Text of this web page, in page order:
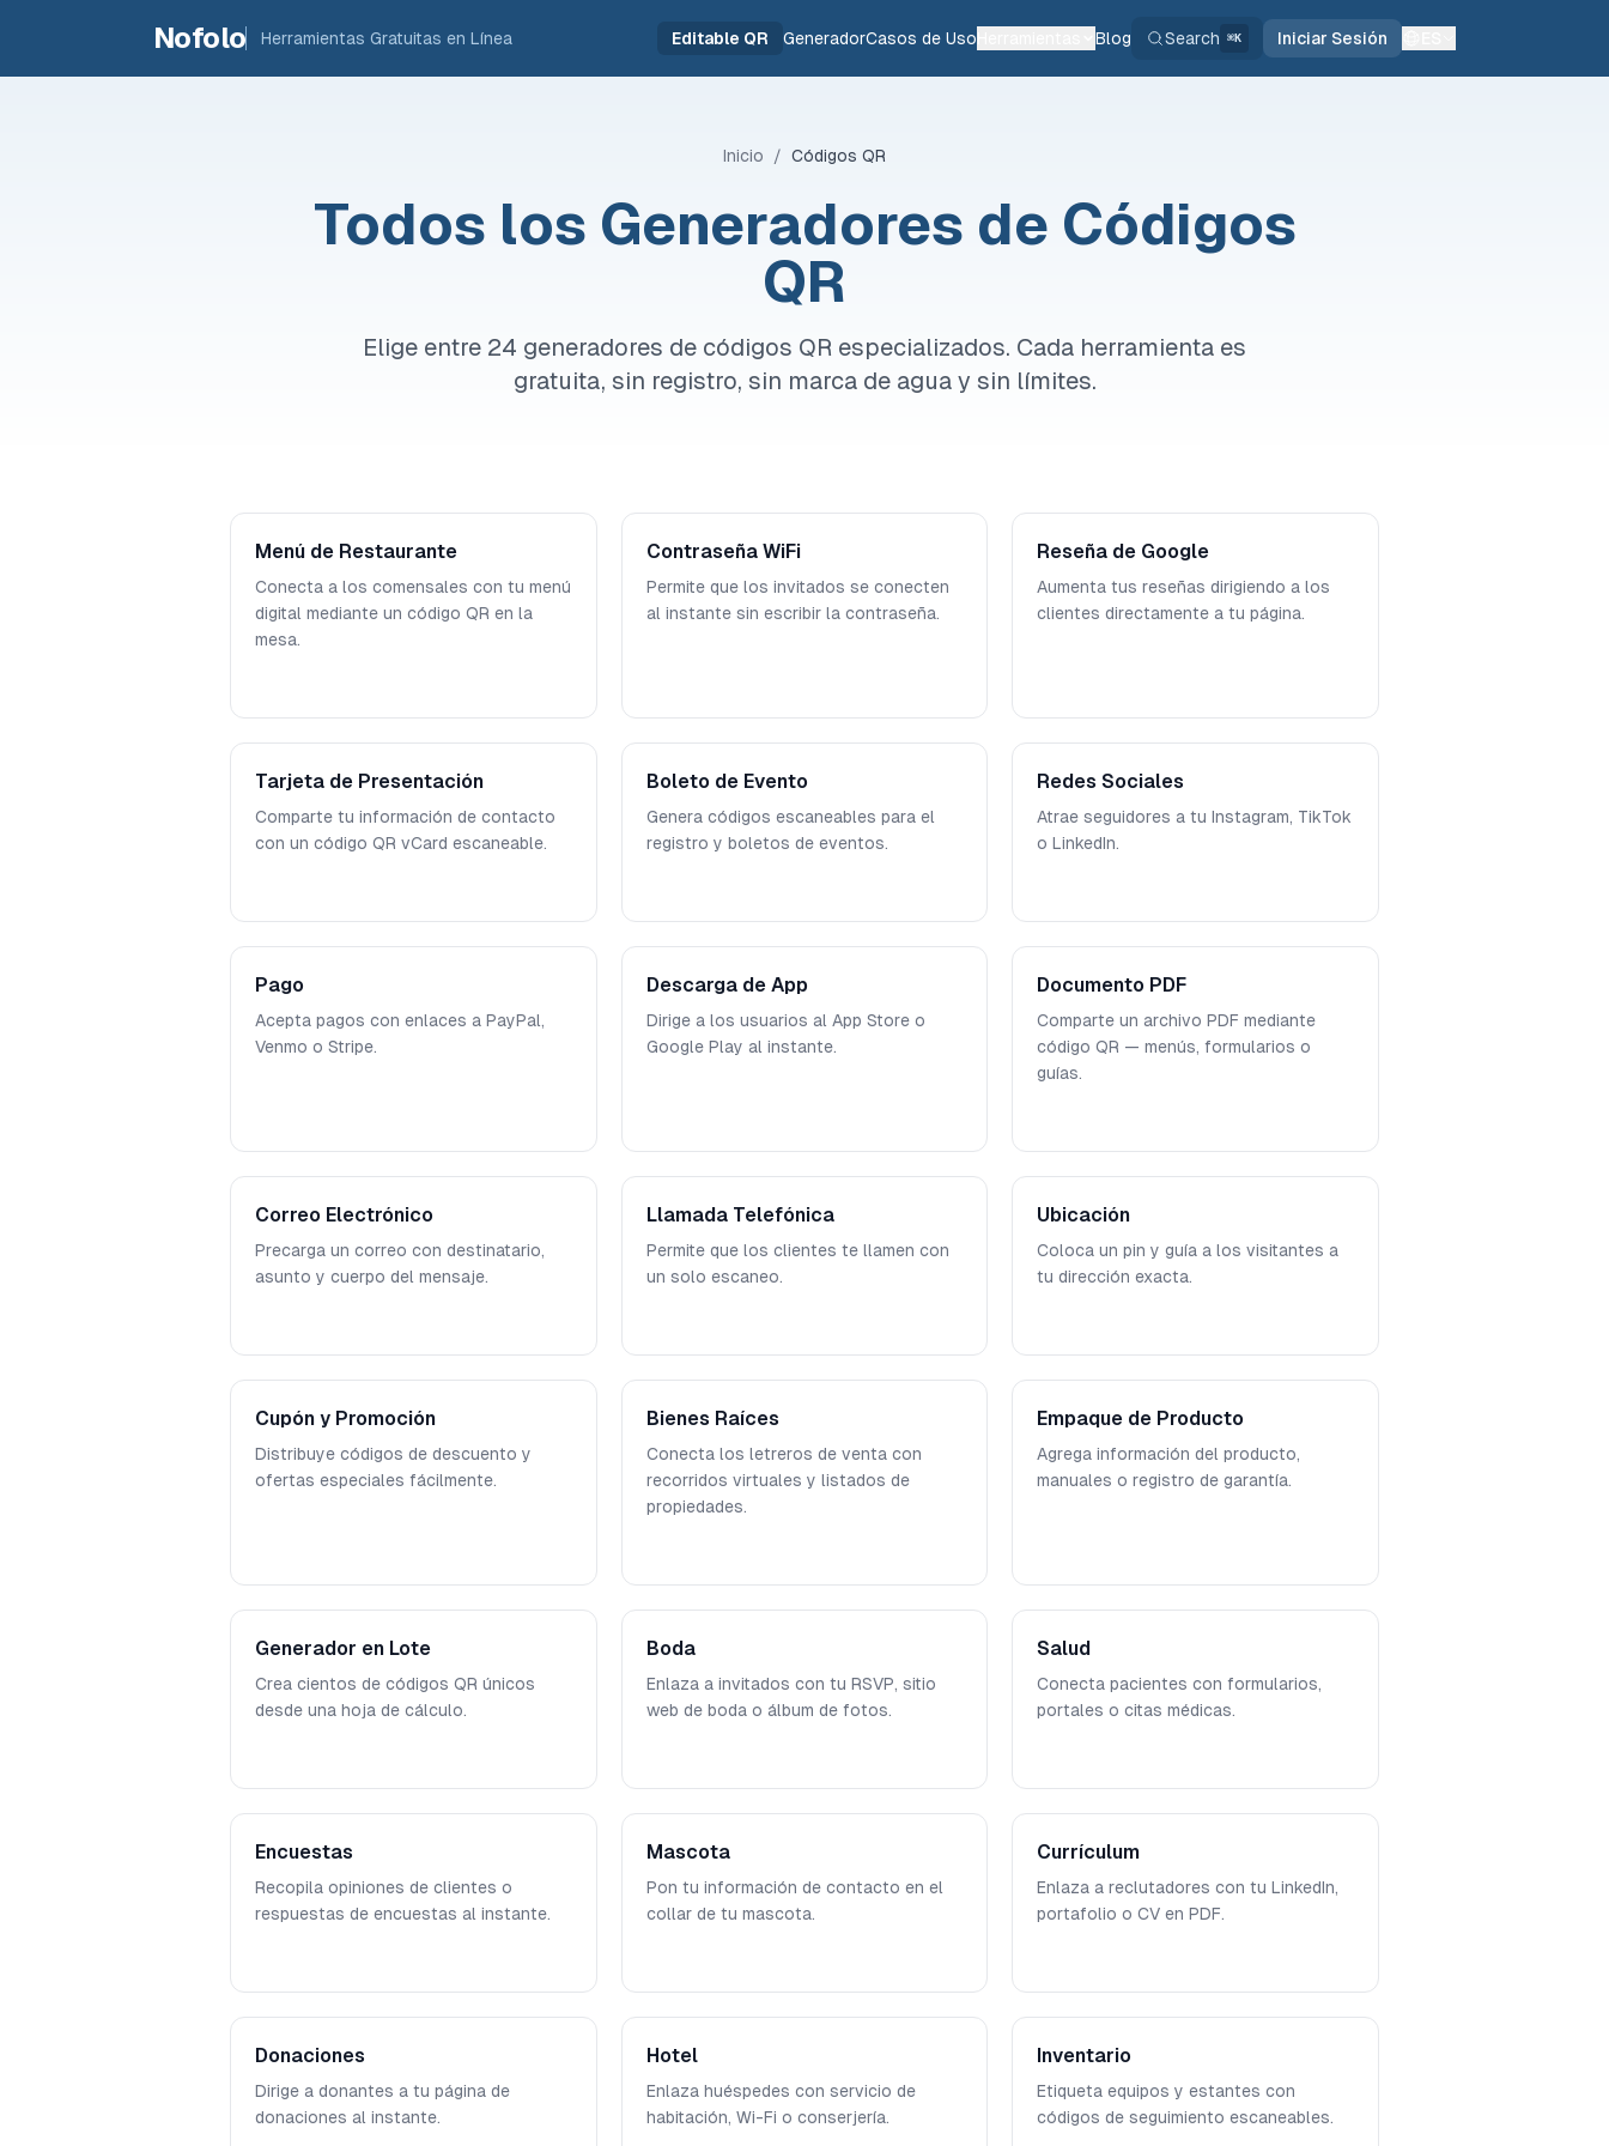
Nofolo Herramientas Gratuitas en Línea Editable QR GeneradorCasos de Uso Blog Search ⌘K Iniciar Sesión
Inicio / Códigos QR
Todos los Generadores de Códigos
QR
Elige entre 24 generadores de códigos QR especializados. Cada herramienta es
gratuita, sin registro, sin marca de agua y sin límites.
Menú de Restaurante
Conecta a los comensales con tu menú
digital mediante un código QR en la
mesa.
Contraseña WiFi
Permite que los invitados se conecten
al instante sin escribir la contraseña.
Reseña de Google
Aumenta tus reseñas dirigiendo a los
clientes directamente a tu página.
Tarjeta de Presentación
Comparte tu información de contacto
con un código QR vCard escaneable.
Boleto de Evento
Genera códigos escaneables para el
registro y boletos de eventos.
Redes Sociales
Atrae seguidores a tu Instagram, TikTok
o LinkedIn.
Pago
Acepta pagos con enlaces a PayPal,
Venmo o Stripe.
Descarga de App
Dirige a los usuarios al App Store o
Google Play al instante.
Documento PDF
Comparte un archivo PDF mediante
código QR — menús, formularios o
guías.
Correo Electrónico
Precarga un correo con destinatario,
asunto y cuerpo del mensaje.
Llamada Telefónica
Permite que los clientes te llamen con
un solo escaneo.
Ubicación
Coloca un pin y guía a los visitantes a
tu dirección exacta.
Cupón y Promoción
Distribuye códigos de descuento y
ofertas especiales fácilmente.
Bienes Raíces
Conecta los letreros de venta con
recorridos virtuales y listados de
propiedades.
Empaque de Producto
Agrega información del producto,
manuales o registro de garantía.
Generador en Lote
Crea cientos de códigos QR únicos
desde una hoja de cálculo.
Boda
Enlaza a invitados con tu RSVP, sitio
web de boda o álbum de fotos.
Salud
Conecta pacientes con formularios,
portales o citas médicas.
Encuestas
Recopila opiniones de clientes o
respuestas de encuestas al instante.
Mascota
Pon tu información de contacto en el
collar de tu mascota.
Currículum
Enlaza a reclutadores con tu LinkedIn,
portafolio o CV en PDF.
Donaciones
Dirige a donantes a tu página de
donaciones al instante.
Hotel
Enlaza huéspedes con servicio de
habitación, Wi-Fi o conserjería.
Inventario
Etiqueta equipos y estantes con
códigos de seguimiento escaneables.